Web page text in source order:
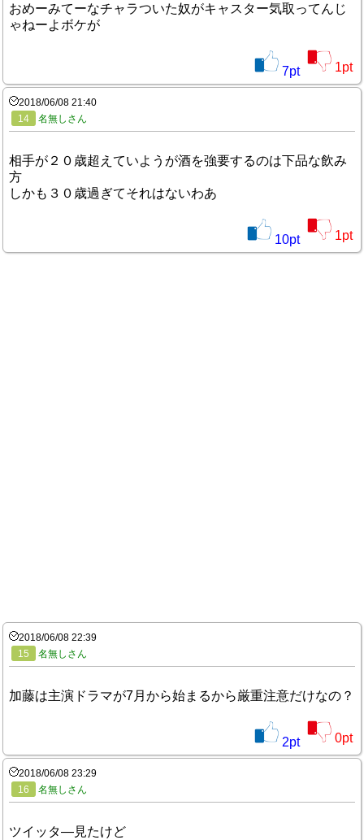
おめーみてーなチャラついた奴がキャスター気取ってんじ
ゃねーよボケが
7pt 1pt
2018/06/08 21:40
14
名無しさん
相手が２０歳超えていようが酒を強要するのは下品な飲み
方
しかも３０歳過ぎてそれはないわあ
10pt 1pt
2018/06/08 22:39
15
名無しさん
加藤は主演ドラマが7月から始まるから厳重注意だけなの？
2pt 0pt
2018/06/08 23:29
16
名無しさん
ツイッタ―見たけど